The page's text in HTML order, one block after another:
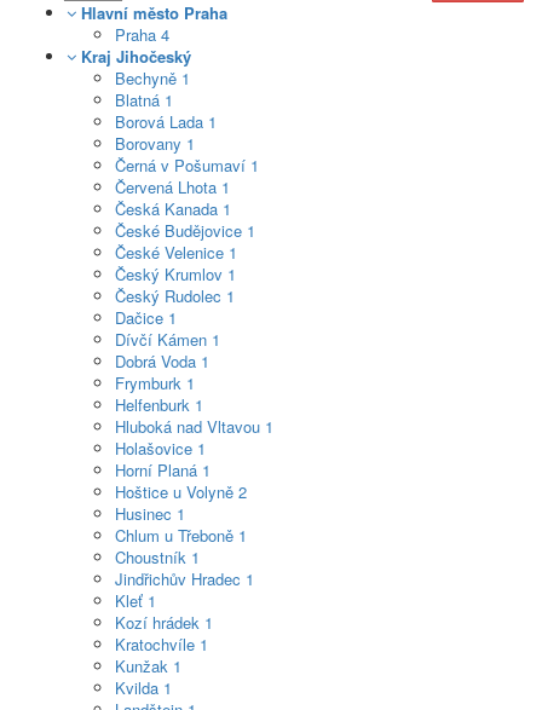
Hlavní město Praha
Praha 4
Kraj Jihočeský
Bechyně 1
Blatná 1
Borová Lada 1
Borovany 1
Černá v Pošumaví 1
Červená Lhota 1
Česká Kanada 1
České Budějovice 1
České Velenice 1
Český Krumlov 1
Český Rudolec 1
Dačice 1
Dívčí Kámen 1
Dobrá Voda 1
Frymburk 1
Helfenburk 1
Hluboká nad Vltavou 1
Holašovice 1
Horní Planá 1
Hoštice u Volyně 2
Husinec 1
Chlum u Třeboně 1
Choustník 1
Jindřichův Hradec 1
Kleť 1
Kozí hrádek 1
Kratochvíle 1
Kunžak 1
Kvilda 1